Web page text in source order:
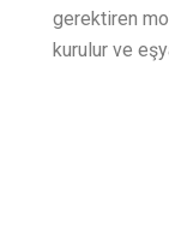
gerektiren
kurulur ve